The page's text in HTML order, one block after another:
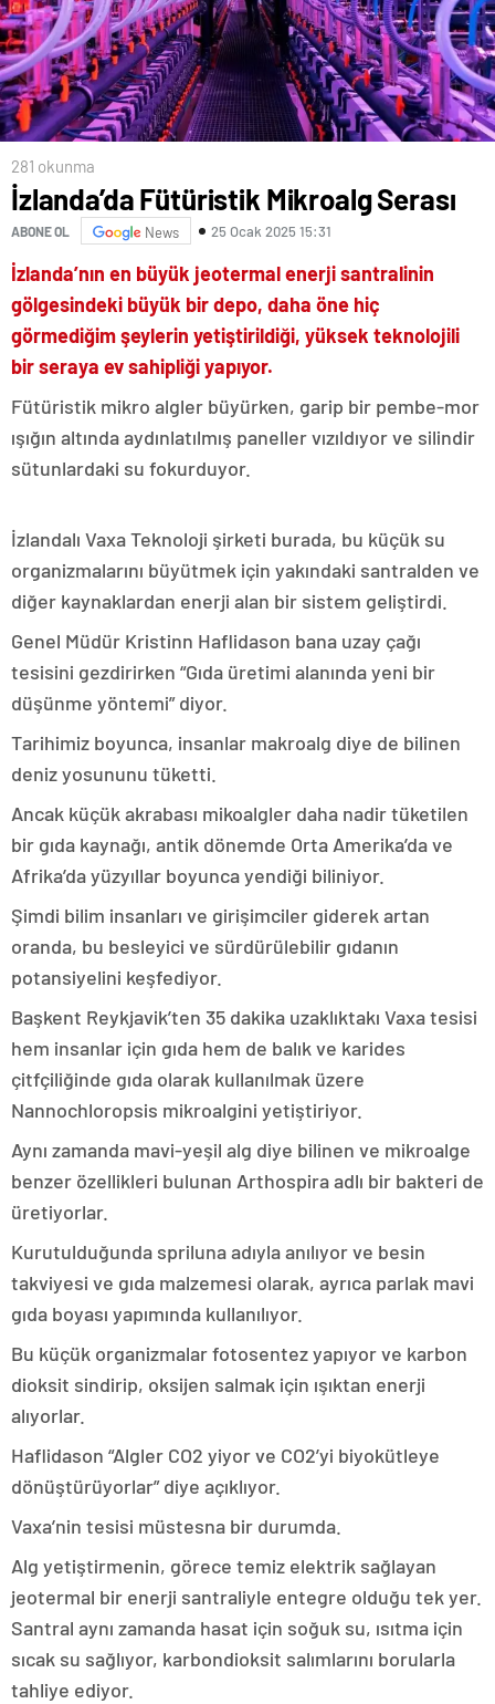
281 okunma
İzlanda’da Fütüristik Mikroalg Serası
ABONE OL News 25 Ocak 2025 15:31
İzlanda’nın en büyük jeotermal enerji santralinin
gölgesindeki büyük bir depo, daha öne hiç
görmediğim şeylerin yetiştirildiği, yüksek teknolojili
bir seraya ev sahipliği yapıyor.
Fütüristik mikro algler büyürken, garip bir pembe-mor
ışığın altında aydınlatılmış paneller vızıldıyor ve silindir
sütunlardaki su fokurduyor.
İzlandalı Vaxa Teknoloji şirketi burada, bu küçük su
organizmalarını büyütmek için yakındaki santralden ve
diğer kaynaklardan enerji alan bir sistem geliştirdi.
Genel Müdür Kristinn Haflidason bana uzay çağı
tesisini gezdirirken “Gıda üretimi alanında yeni bir
düşünme yöntemi” diyor.
Tarihimiz boyunca, insanlar makroalg diye de bilinen
deniz yosununu tüketti.
Ancak küçük akrabası mikoalgler daha nadir tüketilen
bir gıda kaynağı, antik dönemde Orta Amerika’da ve
Afrika’da yüzyıllar boyunca yendiği biliniyor.
Şimdi bilim insanları ve girişimciler giderek artan
oranda, bu besleyici ve sürdürülebilir gıdanın
potansiyelini keşfediyor.
Başkent Reykjavik’ten 35 dakika uzaklıktakı Vaxa tesisi
hem insanlar için gıda hem de balık ve karides
çitfçiliğinde gıda olarak kullanılmak üzere
Nannochloropsis mikroalgini yetiştiriyor.
Aynı zamanda mavi-yeşil alg diye bilinen ve mikroalge
benzer özellikleri bulunan Arthospira adlı bir bakteri de
üretiyorlar.
Kurutulduğunda spriluna adıyla anılıyor ve besin
takviyesi ve gıda malzemesi olarak, ayrıca parlak mavi
gıda boyası yapımında kullanılıyor.
Bu küçük organizmalar fotosentez yapıyor ve karbon
dioksit sindirip, oksijen salmak için ışıktan enerji
alıyorlar.
Haflidason “Algler CO2 yiyor ve CO2’yi biyokütleye
dönüştürüyorlar” diye açıklıyor.
Vaxa’nin tesisi müstesna bir durumda.
Alg yetiştirmenin, görece temiz elektrik sağlayan
jeotermal bir enerji santraliyle entegre olduğu tek yer.
Santral aynı zamanda hasat için soğuk su, ısıtma için
sıcak su sağlıyor, karbondioksit salımlarını borularla
tahliye ediyor.